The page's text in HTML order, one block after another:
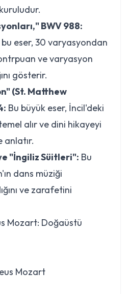
BWV 988:
bu eser, 30 varyasyondan
ve varyasyon
gösterir.
(St. Matthew
Bu büyük eser, İncil'deki
alır ve dini hikayeyi
anlatır.
"İngiliz Süitleri": Bu
dans müziği
ve zarafetini
Mozart: Doğaüstü